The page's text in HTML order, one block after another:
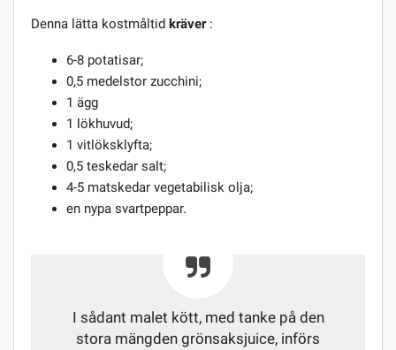
Denna lätta kostmåltid kräver:
6-8 potatisar;
0,5 medelstor zucchini;
1 ägg
1 lökhuvud;
1 vitlöksklyfta;
0,5 teskedar salt;
4-5 matskedar vegetabilisk olja;
en nypa svartpeppar.
I sådant malet kött, med tanke på den
stora mängden grönsaksjuice, införs